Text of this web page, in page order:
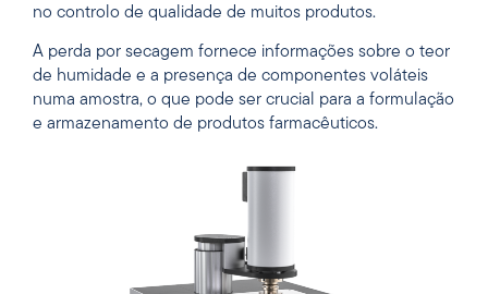
no controlo de qualidade de muitos produtos.
A perda por secagem fornece informações sobre o teor
de humidade e a presença de componentes voláteis
numa amostra, o que pode ser crucial para a formulação
e armazenamento de produtos farmacêuticos.